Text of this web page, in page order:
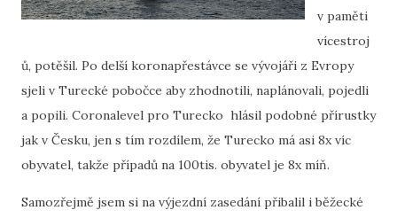
v paměti
vícestroj
ů, potěšil. Po delší koronapřestávce se vývojáři z Evropy
sjeli v Turecké pobočce aby zhodnotili, naplánovali, pojedli
a popili. Coronalevel pro Turecko hlásil podobné přírustky
jak v Česku, jen s tím rozdílem, že Turecko má asi 8x víc
obyvatel, takže případů na 100tis. obyvatel je 8x míň.
Samozřejmě jsem si na výjezdní zasedání přibalil i běžecké